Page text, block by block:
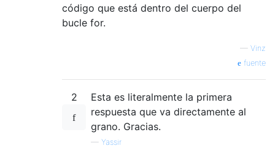
código que está dentro del cuerpo del
bucle for.
— Vinz
fuente
2
Esta es literalmente la primera
respuesta que va directamente al
grano. Gracias.
— Yassir